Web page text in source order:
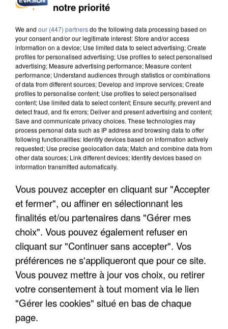
UN SECOND CADRE DE LA DZ MAFIA
INTERPELLÉ EN ALGÉRIE
UNE TOURISTE DE L’OISE EMPORTÉE PAR UNE
COULÉE DE BOUE EN HAUTE-SAVOIE
notre priorité
We and our (447) partnersdo the following data processing based on
your consent and/or our legitimate interest: Store and/or access
information on a device; Use limited data to select advertising; Create
profiles for personalised advertising; Use profiles to select personalised
advertising; Measure advertising performance; Measure content
performance; Understand audiences through statistics or combinations
of data from different sources; Develop and improve services; Create
profiles to personalise content; Use profiles to select personalised
content; Use limited data to select content; Ensure security, prevent and
detect fraud, and fix errors; Deliver and present advertising and content;
Save and communicate privacy choices. These technologies may
process personal data such as IP address and browsing data to offer
following functionalities: Identify devices based on information actively
requested; Use precise geolocation data; Match and combine data from
other data sources; Link different devices; Identify devices based on
information transmitted automatically.
Vous pouvez accepter en cliquant sur "Accepter
et fermer", ou affiner en sélectionnant les
finalités et/ou partenaires dans "Gérer mes
choix". Vous pouvez également refuser en
cliquant sur "Continuer sans accepter". Vos
préférences ne s'appliqueront que pour ce site.
Vous pouvez mettre à jour vos choix, ou retirer
votre consentement à tout moment via le lien
"Gérer les cookies" situé en bas de chaque
page.